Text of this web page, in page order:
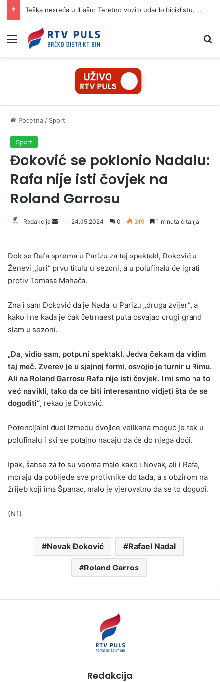
Teška nesreća u Ilijašu: Teretno vozilo udarilo biciklistu, 75-godišnjak zadržan u bolnici
Izbornik
Početna / Sport
Sport
Đoković se poklonio Nadalu:
Rafa nije isti čovjek na
Roland Garrosu
Redakcija
d
a
n
m
a
24.05.2024 0 319 1 minuta čitanja
Dok se Rafa sprema u Parizu za taj spektakl, Đoković u
Ženevi „juri“ prvu titulu u sezoni, a u polufinalu će igrati
protiv Tomasa Mahača.
Zna i sam Đoković da je Nadal u Parizu „druga zvijer“, a
kako i ne kada je čak četrnaest puta osvajao drugi grand
slam u sezoni.
„Da, vidio sam, potpuni spektakl. Jedva čekam da vidim
taj meč. Zverev je u sjajnoj formi, osvojio je turnir u Rimu.
Ali na Roland Garrosu Rafa nije isti čovjek. I mi smo na to
već navikli, tako da će biti interesantno vidjeti šta će se
dogoditi“, rekao je Đoković.
Potencijalni duel između dvojice velikana moguć je tek u
polufinalu i svi se potajno nadaju da će do njega doći.
Ipak, šanse za to su veoma male kako i Novak, ali i Rafa,
moraju da pobijede sve protivnike do tada, a s obzirom na
žrijeb koji ima Španac, malo je vjerovatno da se to dogodi.
(N1)
Novak Đoković Rafael Nadal
Roland Garros
Redakcija